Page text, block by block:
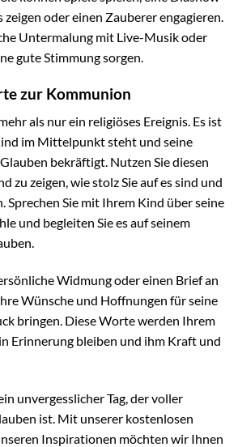
oder einen Zauberer engagieren.
Untermalung mit Live-Musik oder
gute Stimmung sorgen.
zur Kommunion
als nur ein religiöses Ereignis. Es ist
im Mittelpunkt steht und seine
bekräftigt. Nutzen Sie diesen
zu zeigen, wie stolz Sie auf es sind und
Sprechen Sie mit Ihrem Kind über seine
und begleiten Sie es auf seinem
Widmung oder einen Brief an
Wünsche und Hoffnungen für seine
bringen. Diese Worte werden Ihrem
Erinnerung bleiben und ihm Kraft und
unvergesslicher Tag, der voller
ist. Mit unserer kostenlosen
Inspirationen möchten wir Ihnen